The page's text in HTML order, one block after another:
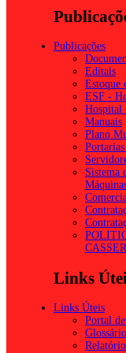
Publicações
Editais
Estoque
ESF -
Hospital
Manuais
Plano
Sistema
Links
Links Úteis
Portal
Glossário